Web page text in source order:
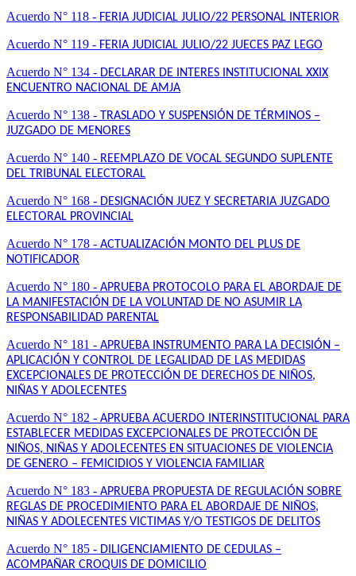
Acuerdo N° 118 - FERIA JUDICIAL JULIO/22 PERSONAL INTERIOR
Acuerdo N° 119 - FERIA JUDICIAL JULIO/22 JUECES PAZ LEGO
Acuerdo N° 134 - DECLARAR DE INTERES INSTITUCIONAL XXIX
ENCUENTRO NACIONAL DE AMJA
Acuerdo N° 138 - TRASLADO Y SUSPENSIÓN DE TÉRMINOS –
JUZGADO DE MENORES
Acuerdo N° 140 - REEMPLAZO DE VOCAL SEGUNDO SUPLENTE
DEL TRIBUNAL ELECTORAL
Acuerdo N° 168 - DESIGNACIÓN JUEZ Y SECRETARIA JUZGADO
ELECTORAL PROVINCIAL
Acuerdo N° 178 - ACTUALIZACIÓN MONTO DEL PLUS DE
NOTIFICADOR
Acuerdo N° 180 - APRUEBA PROTOCOLO PARA EL ABORDAJE DE
LA MANIFESTACIÓN DE LA VOLUNTAD DE NO ASUMIR LA
RESPONSABILIDAD PARENTAL
Acuerdo N° 181 - APRUEBA INSTRUMENTO PARA LA DECISIÓN –
APLICACIÓN Y CONTROL DE LEGALIDAD DE LAS MEDIDAS
EXCEPCIONALES DE PROTECCIÓN DE DERECHOS DE NIÑOS,
NIÑAS Y ADOLECENTES
Acuerdo N° 182 - APRUEBA ACUERDO INTERINSTITUCIONAL PARA
ESTABLECER MEDIDAS EXCEPCIONALES DE PROTECCIÓN DE
NIÑOS, NIÑAS Y ADOLECENTES EN SITUACIONES DE VIOLENCIA
DE GENERO – FEMICIDIOS Y VIOLENCIA FAMILIAR
Acuerdo N° 183 - APRUEBA PROPUESTA DE REGULACIÓN SOBRE
REGLAS DE PROCEDIMIENTO PARA EL ABORDAJE DE NIÑOS,
NIÑAS Y ADOLECENTES VICTIMAS Y/O TESTIGOS DE DELITOS
Acuerdo N° 185 - DILIGENCIAMIENTO DE CEDULAS –
ACOMPAÑAR CROQUIS DE DOMICILIO